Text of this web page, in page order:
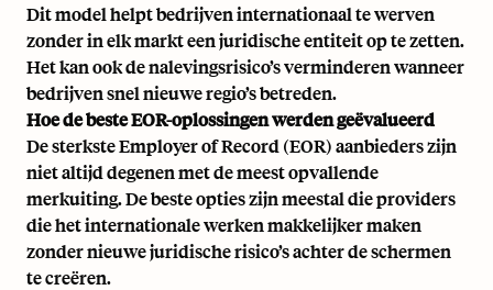
Dit model helpt bedrijven internationaal te werven
zonder in elk markt een juridische entiteit op te zetten.
Het kan ook de nalevingsrisico’s verminderen wanneer
bedrijven snel nieuwe regio’s betreden.
Hoe de beste EOR-oplossingen werden geëvalueerd
De sterkste Employer of Record (EOR) aanbieders zijn
niet altijd degenen met de meest opvallende
merkuiting. De beste opties zijn meestal die providers
die het internationale werken makkelijker maken
zonder nieuwe juridische risico’s achter de schermen
te creëren.